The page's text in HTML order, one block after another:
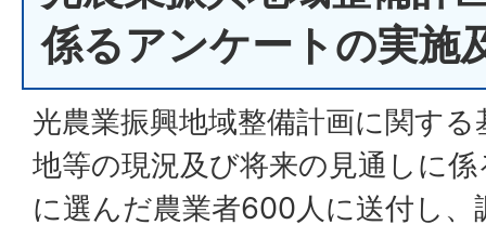
係るアンケートの実施
光農業振興地域整備計画に関す
地等の現況及び将来の見通しに
に選んだ農業者600人に送付し